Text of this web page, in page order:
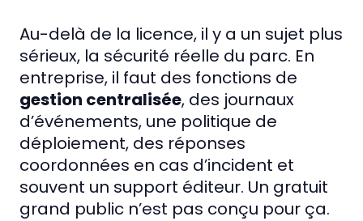
Au-delà de la licence, il y a un sujet plus
sérieux, la sécurité réelle du parc. En
entreprise, il faut des fonctions de
gestion centralisée, des journaux
d’événements, une politique de
déploiement, des réponses
coordonnées en cas d’incident et
souvent un support éditeur. Un gratuit
grand public n’est pas conçu pour ça.